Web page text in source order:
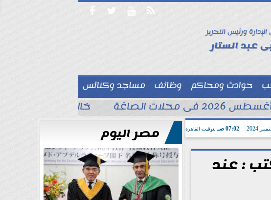
   
ورئيس التحرير
عبد الستار
حوادث ومحاكم وظائف
مساجد وكنائس
 خالد الغندور يطلب
07:02 صـ بتوقيت القاهرة
: عند
مصر اليوم